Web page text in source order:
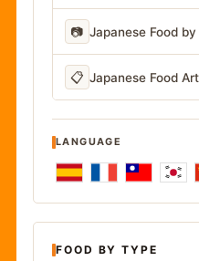
📷 Japanese Food
📋 Japanese Food
LANGUAGE
FOOD BY TYPE